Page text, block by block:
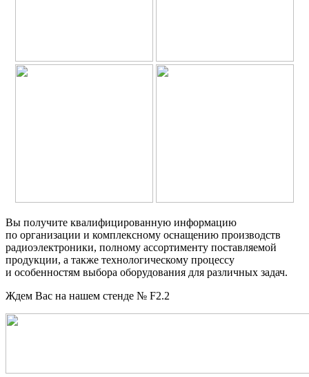
Вы получите квалифицированную информацию
по организации и комплексному оснащению производств
радиоэлектроники, полному ассортименту поставляемой
продукции, а также технологическому процессу
и особенностям выбора оборудования для различных задач.
Ждем Вас на нашем стенде № F2.2